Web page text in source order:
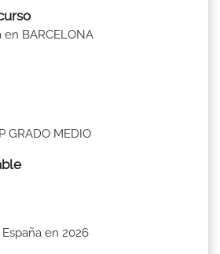
en BARCELONA
GRADO MEDIO
en 2026